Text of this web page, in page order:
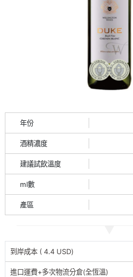
年份
酒精濃度
建議試飲溫度
ml數
產區
到岸成本 ( 4.4 USD)
進口運費+多次物流分倉(全恆溫)